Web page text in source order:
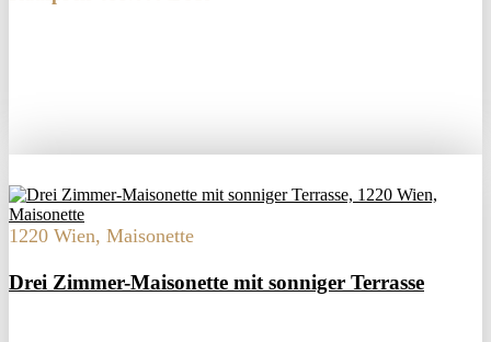
1220 Wien, Maisonette
Drei Zimmer-Maisonette mit sonniger Terrasse